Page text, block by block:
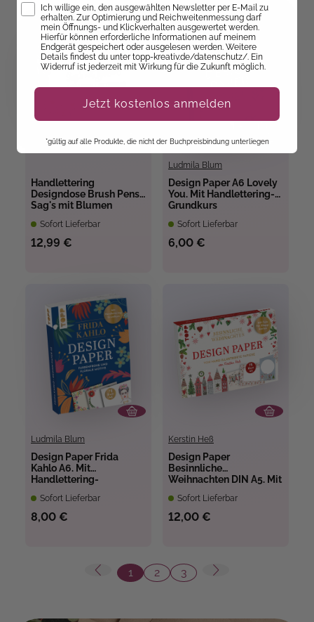
Handlettering
Designdose Brush Pens
Sag's mit Blumen
Sofort Lieferbar
12,99 €
Ludmila Blum
Design Paper A6 Lovely
You. Mit Handlettering-
Grundkurs
Sofort Lieferbar
6,00 €
Ludmila Blum
Design Paper Frida
Kahlo A6. Mit
Handlettering-
Sofort Lieferbar
8,00 €
Kerstin Heß
Design Paper
Besinnliche
Weihnachten DIN A5. Mit
Sofort Lieferbar
12,00 €
Seite
1
Seite
2
Seite
3
Opt-InIch willige ein, den ausgewählten Newsletter per E-Mail zu
erhalten. Zur Optimierung und Reichweitenmessung darf
mein Öffnungs- und Klickverhalten ausgewertet werden.
Hierfür können erforderliche Informationen auf meinem
Endgerät gespeichert oder ausgelesen werden. Weitere
Details findest du unter topp-kreativ.de/datenschutz/. Ein
Widerruf ist jederzeit mit Wirkung für die Zukunft möglich.
Jetzt kostenlos anmelden
*gültig auf alle Produkte, die nicht der Buchpreisbindung unterliegen